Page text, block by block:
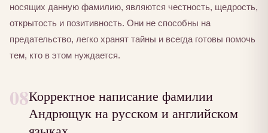
носящих данную фамилию, являются честность, щедрость,
открытость и позитивность. Они не способны на
предательство, легко хранят тайны и всегда готовы помочь
тем, кто в этом нуждается.
08Корректное написание фамилии
Андрющук на русском и английском